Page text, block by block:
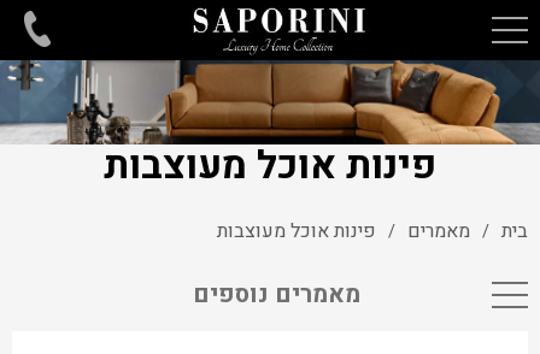
פינות אוכל מעוצבות
בית / מאמרים / פינות אוכל מעוצבות
מאמרים נוספים